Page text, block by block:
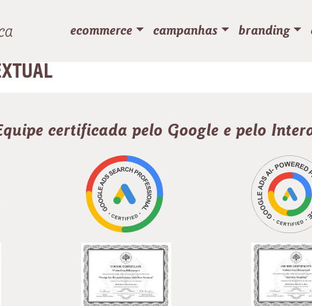
ecommerce campanhas branding
certificada pelo Google e pelo